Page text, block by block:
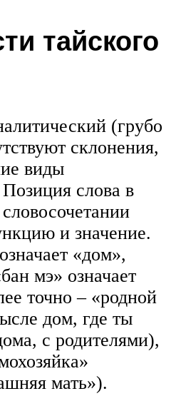
тайского
(грубо
склонения,
виды
слова в
и значение.
«дом»,
мэ» означает
точно – «родной
дом, где ты
с родителями),
мать»).